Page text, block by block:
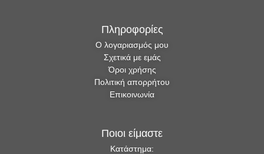
Πληροφορίες
Ο λογαριασμός μου
Σχετικά με εμάς
Όροι χρήσης
Πολιτική απορρήτου
Επικοινωνία
Ποιοι είμαστε
Κατάστημα: